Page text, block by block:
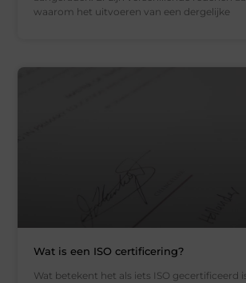
waarom het uitvoeren van een dergelijke
Wat is een ISO certificering?
Wat betekent het als iets ISO gecertificeerd